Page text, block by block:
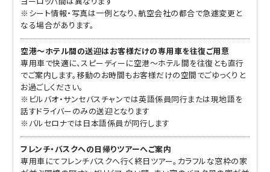
※シート情報・写真は一例となり、航空会社の都合で急遽変更と
なる場合があります。
空港～ホテル間の送迎はお客様だけの専用車を往復ご用意
専用車で快適に、スピーディーに空港～ホテル間を往復とも直行
でご案内します。移動のお時間もお客様だけの空間でごゆっくりと
お過ごしください。
※ビルバオ・サンセバスチャンでは英語係員同行または現地語を
話すドライバーのみの送迎となります
※バルセロナでは日本語係員が同行します
フレンチ・バスクへの日帰りツアーへご案内
専用車にてフレンチバスクへ行く終日ツアー。カラフルな窓枠の家